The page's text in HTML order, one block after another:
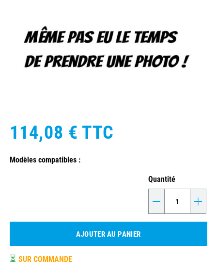
114,08 € TTC
Modèles compatibles :
Quantité
- +
AJOUTER AU PANIER
⏳ SUR COMMANDE